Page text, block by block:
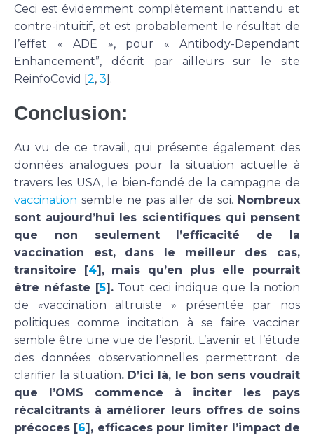
Ceci est évidemment complètement inattendu et
contre-intuitif, et est probablement le résultat de
l’effet « ADE », pour « Antibody-Dependant
Enhancement”, décrit par ailleurs sur le site
ReinfoCovid [2, 3].
Conclusion:
Au vu de ce travail, qui présente également des
données analogues pour la situation actuelle à
travers les USA, le bien-fondé de la campagne de
vaccination semble ne pas aller de soi. Nombreux
sont aujourd’hui les scientifiques qui pensent
que non seulement l’efficacité de la
vaccination est, dans le meilleur des cas,
transitoire [4], mais qu’en plus elle pourrait
être néfaste [5]. Tout ceci indique que la notion
de «vaccination altruiste » présentée par nos
politiques comme incitation à se faire vacciner
semble être une vue de l’esprit. L’avenir et l’étude
des données observationnelles permettront de
clarifier la situation. D’ici là, le bon sens voudrait
que l’OMS commence à inciter les pays
récalcitrants à améliorer leurs offres de soins
précoces [6], efficaces pour limiter l’impact de